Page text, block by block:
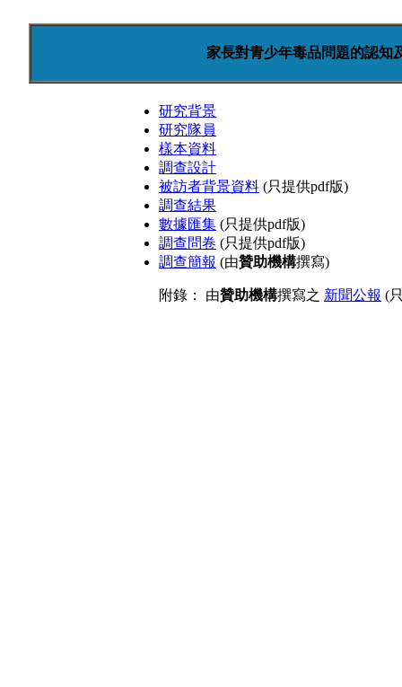
家長對青少年毒品問題的認知
研究背景
研究隊員
樣本資料
調查設計
被訪者背景資料 (只提供pdf版)
調查結果
數據匯集 (只提供pdf版)
調查問卷 (只提供pdf版)
調查簡報 (由贊助機構撰寫)
附錄： 由贊助機構撰寫之 新聞公報 (